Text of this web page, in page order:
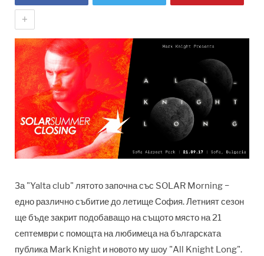
+
За "Yalta club" лятото започна със SOLAR Morning −
едно различно събитие до летище София. Летният сезон
ще бъде закрит подобаващо на същото място на 21
септември с помощта на любимеца на българската
публика Mark Knight и новото му шоу "All Knight Long".